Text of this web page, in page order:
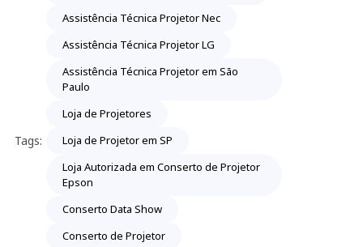
Tags:
Assistência Técnica Projetor Nec
Assistência Técnica Projetor LG
Assistência Técnica Projetor em São
Paulo
Loja de Projetores
Loja de Projetor em SP
Loja Autorizada em Conserto de Projetor
Epson
Conserto Data Show
Conserto de Projetor